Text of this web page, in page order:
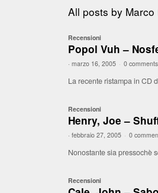
All posts by Marco
Recensioni
Popol Vuh –
· marzo 16, 2005 · 0 comments
La recente ristampa in CD
Recensioni
Henry, Joe –
· febbraio 27, 2005 · 0
Nonostante sia pressochè
Recensioni